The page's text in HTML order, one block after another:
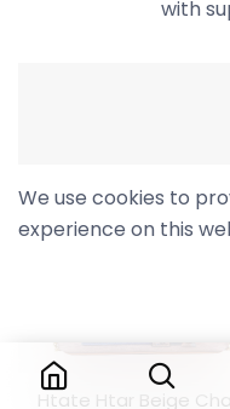
with
Htate Htar Beige
We use cookies to
experience on this